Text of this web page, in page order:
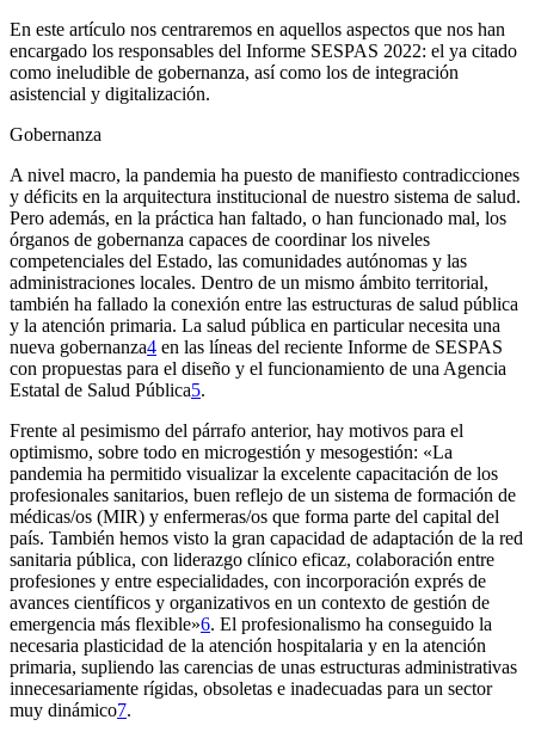
En este artículo nos centraremos en aquellos aspectos que nos han
encargado los responsables del Informe SESPAS 2022: el ya citado
como ineludible de gobernanza, así como los de integración
asistencial y digitalización.
Gobernanza
A nivel macro, la pandemia ha puesto de manifiesto contradicciones
y déficits en la arquitectura institucional de nuestro sistema de salud.
Pero además, en la práctica han faltado, o han funcionado mal, los
órganos de gobernanza capaces de coordinar los niveles
competenciales del Estado, las comunidades autónomas y las
administraciones locales. Dentro de un mismo ámbito territorial,
también ha fallado la conexión entre las estructuras de salud pública
y la atención primaria. La salud pública en particular necesita una
nueva gobernanza4 en las líneas del reciente Informe de SESPAS
con propuestas para el diseño y el funcionamiento de una Agencia
Estatal de Salud Pública5.
Frente al pesimismo del párrafo anterior, hay motivos para el
optimismo, sobre todo en microgestión y mesogestión: «La
pandemia ha permitido visualizar la excelente capacitación de los
profesionales sanitarios, buen reflejo de un sistema de formación de
médicas/os (MIR) y enfermeras/os que forma parte del capital del
país. También hemos visto la gran capacidad de adaptación de la red
sanitaria pública, con liderazgo clínico eficaz, colaboración entre
profesiones y entre especialidades, con incorporación exprés de
avances científicos y organizativos en un contexto de gestión de
emergencia más flexible»6. El profesionalismo ha conseguido la
necesaria plasticidad de la atención hospitalaria y en la atención
primaria, supliendo las carencias de unas estructuras administrativas
innecesariamente rígidas, obsoletas e inadecuadas para un sector
muy dinámico7.